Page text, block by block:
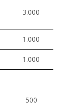
3.000
1.000
1.000
500